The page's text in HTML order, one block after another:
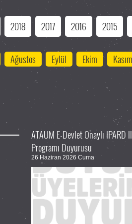
2018 2017 2016 2015
Ağustos Eylül Ekim Kasım
ATAUM E-Devlet Onaylı IPARD
Programı Duyurusu
26 Haziran 2026 Cuma